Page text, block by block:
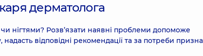
анестезії) 2530 грн
дерматолога
нігтями? Розв’язати наявні проблеми допоможе
відповідні рекомендації та за потреби